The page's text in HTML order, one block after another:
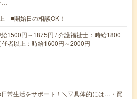
…
■開始日の相談OK！
1500円～1875円 / 介護福祉士：時給1800
者以上：時給1600円～2000円
日常生活をサポート！＼▽具体的には…・買